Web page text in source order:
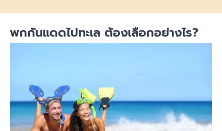
พกกันแดดไปทะเล ต้องเลือกอย่างไร?